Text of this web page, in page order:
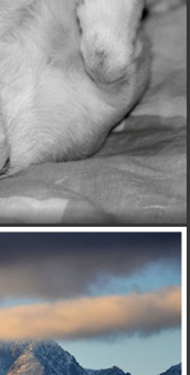
je z tohto pohľadu
vyhlad, ja mam na
prisharpovane